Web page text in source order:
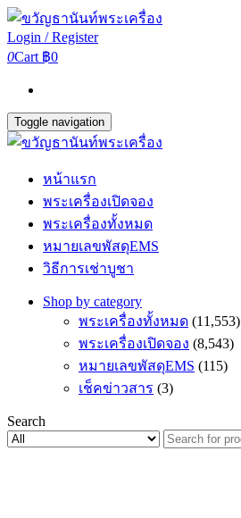
Login / Register
0Cart ฿0
Toggle navigation
หน้าแรก
พระเครื่องเปิดจอง
พระเครื่องทั้งหมด
หมายเลขพัสดุEMS
วิธีการเช่าบูชา
Shop by category
พระเครื่องทั้งหมด (11,553)
พระเครื่องเปิดจอง (8,543)
หมายเลขพัสดุEMS (115)
เช็คข่าวสาร (3)
Search